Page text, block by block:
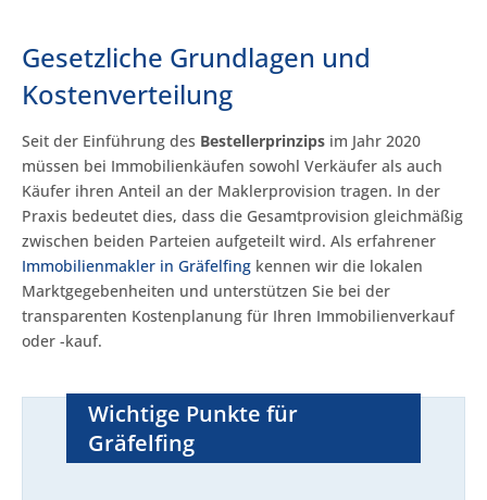
Gesetzliche Grundlagen und
Kostenverteilung
Seit der Einführung des Bestellerprinzips im Jahr 2020
müssen bei Immobilienkäufen sowohl Verkäufer als auch
Käufer ihren Anteil an der Maklerprovision tragen. In der
Praxis bedeutet dies, dass die Gesamtprovision gleichmäßig
zwischen beiden Parteien aufgeteilt wird. Als erfahrener
Immobilienmakler in Gräfelfing kennen wir die lokalen
Marktgegebenheiten und unterstützen Sie bei der
transparenten Kostenplanung für Ihren Immobilienverkauf
oder -kauf.
Wichtige Punkte für
Gräfelfing